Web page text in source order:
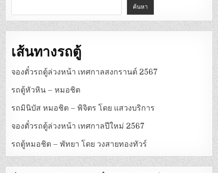
ค้นหา
เส้นทางรถตู้
จองตั๋วรถตู้ล่วงหน้า เทศกาลสงกรานต์ 2567
รถตู้หัวหิน – หมอชิต
รถมินิบัส หมอชิต – พิจิตร โดย แสวงบริการ
จองตั๋วรถตู้ล่วงหน้า เทศกาลปีใหม่ 2567
รถตู้หมอชิต – พัทยา โดย วงสายทองทัวร์